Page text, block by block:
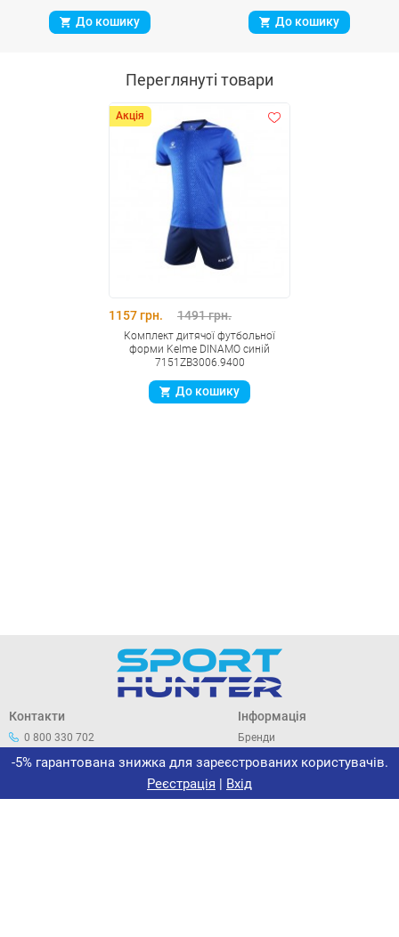
-5% гарантована знижка для зареєстрованих користувачів.
Реєстрація | Вхід
До кошику До кошику
Переглянуті товари
Акція
1157 грн. 1491 грн.
Комплект дитячої футбольної
форми Kelme DINAMO синій
7151ZB3006.9400
До кошику
Контакти
0 800 330 702
044 33 44 305
office@sporthunter.com.ua
Інформація
Бренди
Політика конфіденційності
Договір публічної оферти